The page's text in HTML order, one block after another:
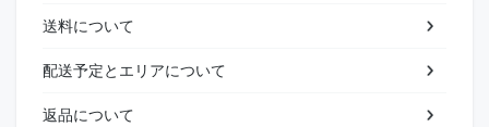
送料について
配送予定とエリアについて
返品について